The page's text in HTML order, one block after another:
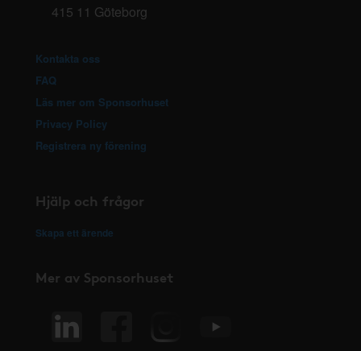
415 11 Göteborg
Kontakta oss
FAQ
Läs mer om Sponsorhuset
Privacy Policy
Registrera ny förening
Hjälp och frågor
Skapa ett ärende
Mer av Sponsorhuset